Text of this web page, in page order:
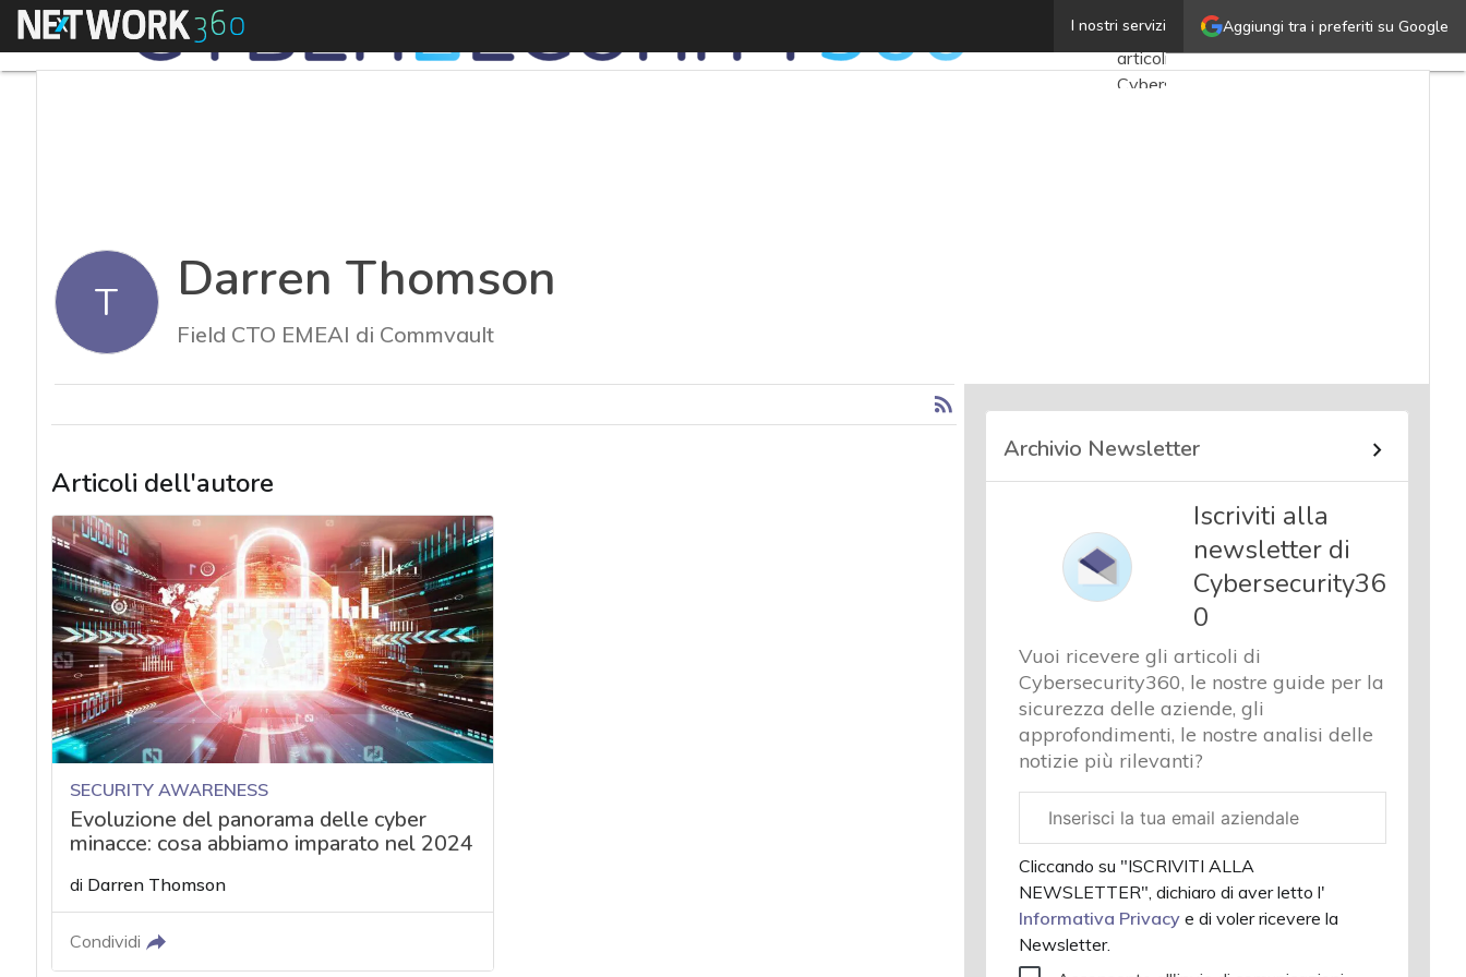
Aggiungi tra i preferiti su Google
I nostri servizi
Menu Darren Thomson Ultimi
articoli
Cybersecurity
News,
attualità
sicurezza
e privacy
Chi
siamo
T Darren Thomson
Field CTO EMEAI di Commvault
Articoli dell'autore
SECURITY AWARENESS
Evoluzione del panorama delle cyber
minacce: cosa abbiamo imparato nel 2024
di Darren Thomson
Condividi
Archivio Newsletter
Iscriviti alla
newsletter di
Cybersecurity36
0
Vuoi ricevere gli articoli di
Cybersecurity360, le nostre guide per la
sicurezza delle aziende, gli
approfondimenti, le nostre analisi delle
notizie più rilevanti?
aziendale
Cliccando su "ISCRIVITI ALLA
NEWSLETTER", dichiaro di aver letto l'
Informativa Privacye di voler ricevere la
Newsletter.